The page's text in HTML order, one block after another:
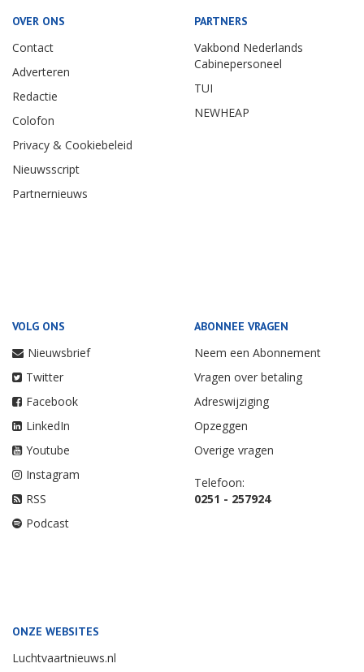
OVER ONS
Contact
Adverteren
Redactie
Colofon
Privacy & Cookiebeleid
Nieuwsscript
Partnernieuws
PARTNERS
Vakbond Nederlands
Cabinepersoneel
TUI
NEWHEAP
VOLG ONS
Nieuwsbrief
Twitter
Facebook
LinkedIn
Youtube
Instagram
RSS
Podcast
ABONNEE VRAGEN
Neem een Abonnement
Vragen over betaling
Adreswijziging
Opzeggen
Overige vragen
Telefoon:
0251 - 257924
ONZE WEBSITES
Luchtvaartnieuws.nl